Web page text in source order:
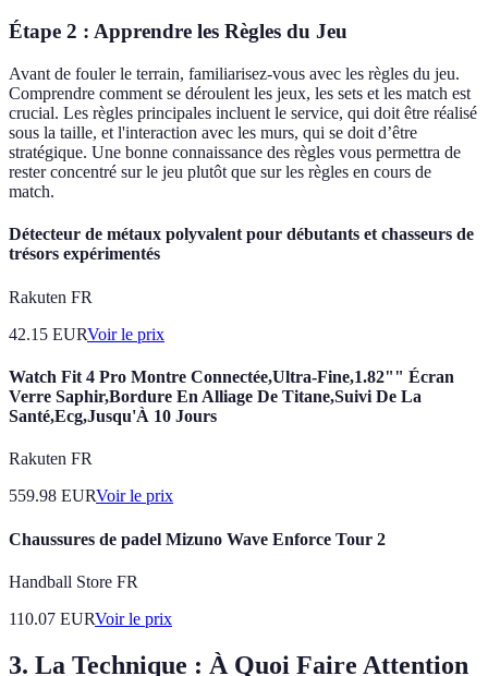
Étape 2 : Apprendre les Règles du Jeu
Avant de fouler le terrain, familiarisez-vous avec les règles du jeu.
Comprendre comment se déroulent les jeux, les sets et les match est
crucial. Les règles principales incluent le service, qui doit être réalisé
sous la taille, et l'interaction avec les murs, qui se doit d’être
stratégique. Une bonne connaissance des règles vous permettra de
rester concentré sur le jeu plutôt que sur les règles en cours de
match.
Détecteur de métaux polyvalent pour débutants et chasseurs de
trésors expérimentés
Rakuten FR
42.15 EURVoir le prix
Watch Fit 4 Pro Montre Connectée,Ultra-Fine,1.82"" Écran
Verre Saphir,Bordure En Alliage De Titane,Suivi De La
Santé,Ecg,Jusqu'À 10 Jours
Rakuten FR
559.98 EURVoir le prix
Chaussures de padel Mizuno Wave Enforce Tour 2
Handball Store FR
110.07 EURVoir le prix
3. La Technique : À Quoi Faire Attention